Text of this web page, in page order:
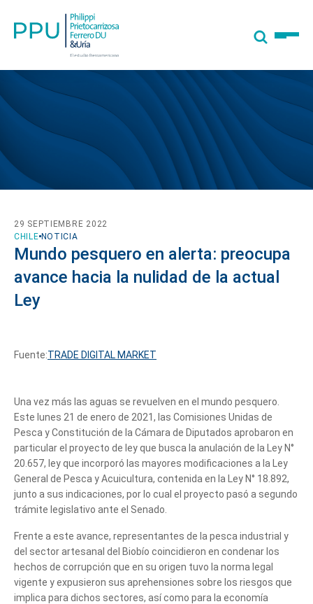
CHILE NOTICIA
29 SEPTIEMBRE 2022
Mundo pesquero en alerta: preocupa
avance hacia la nulidad de la actual
Ley
Fuente:TRADE DIGITAL MARKET
Una vez más las aguas se revuelven en el mundo pesquero.
Este lunes 21 de enero de 2021, las Comisiones Unidas de
Pesca y Constitución de la Cámara de Diputados aprobaron en
particular el proyecto de ley que busca la anulación de la Ley N°
20.657, ley que incorporó las mayores modificaciones a la Ley
General de Pesca y Acuicultura, contenida en la Ley N° 18.892,
junto a sus indicaciones, por lo cual el proyecto pasó a segundo
trámite legislativo ante el Senado.
Frente a este avance, representantes de la pesca industrial y
del sector artesanal del Biobío coincidieron en condenar los
hechos de corrupción que en su origen tuvo la norma legal
vigente y expusieron sus aprehensiones sobre los riesgos que
implica para dichos sectores, así como para la economía